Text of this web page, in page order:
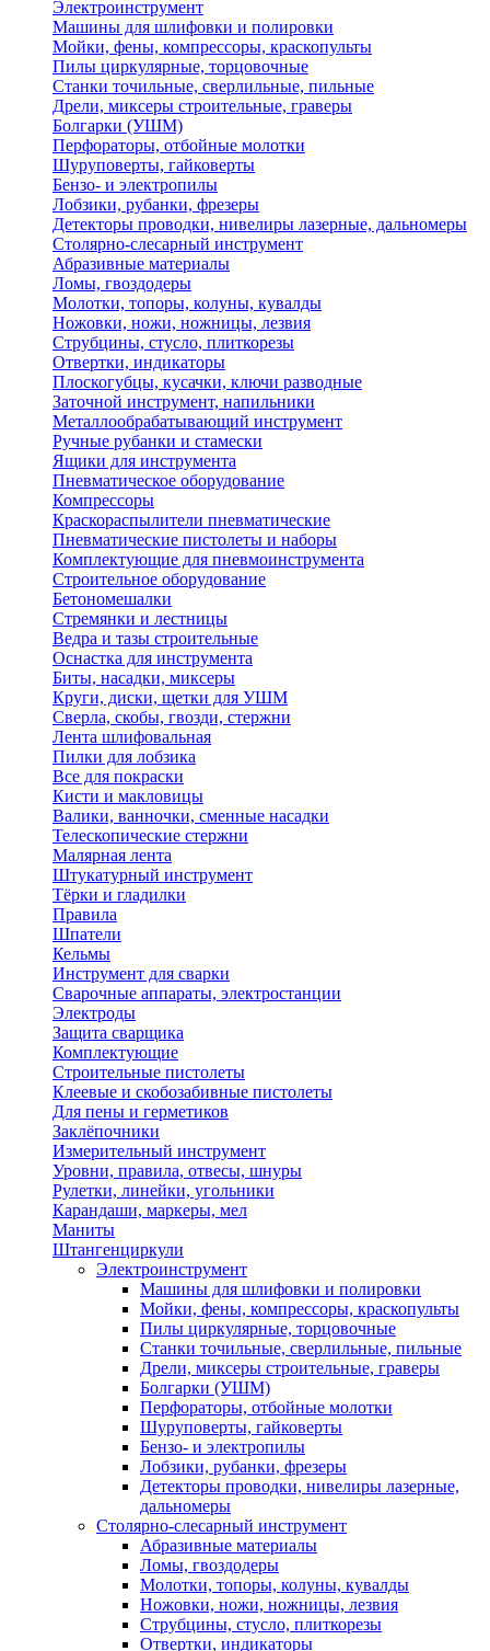
Электроинструмент
Машины для шлифовки и полировки
Мойки, фены, компрессоры, краскопульты
Пилы циркулярные, торцовочные
Станки точильные, сверлильные, пильные
Дрели, миксеры строительные, граверы
Болгарки (УШМ)
Перфораторы, отбойные молотки
Шуруповерты, гайковерты
Бензо- и электропилы
Лобзики, рубанки, фрезеры
Детекторы проводки, нивелиры лазерные, дальномеры
Столярно-слесарный инструмент
Абразивные материалы
Ломы, гвоздодеры
Молотки, топоры, колуны, кувалды
Ножовки, ножи, ножницы, лезвия
Струбцины, стусло, плиткорезы
Отвертки, индикаторы
Плоскогубцы, кусачки, ключи разводные
Заточной инструмент, напильники
Металлообрабатывающий инструмент
Ручные рубанки и стамески
Ящики для инструмента
Пневматическое оборудование
Компрессоры
Краскораспылители пневматические
Пневматические пистолеты и наборы
Комплектующие для пневмоинструмента
Строительное оборудование
Бетономешалки
Стремянки и лестницы
Ведра и тазы строительные
Оснастка для инструмента
Биты, насадки, миксеры
Круги, диски, щетки для УШМ
Сверла, скобы, гвозди, стержни
Лента шлифовальная
Пилки для лобзика
Все для покраски
Кисти и макловицы
Валики, ванночки, сменные насадки
Телескопические стержни
Малярная лента
Штукатурный инструмент
Тёрки и гладилки
Правила
Шпатели
Кельмы
Инструмент для сварки
Сварочные аппараты, электростанции
Электроды
Защита сварщика
Комплектующие
Строительные пистолеты
Клеевые и скобозабивные пистолеты
Для пены и герметиков
Заклёпочники
Измерительный инструмент
Уровни, правила, отвесы, шнуры
Рулетки, линейки, угольники
Карандаши, маркеры, мел
Маниты
Штангенциркули
Электроинструмент
Машины для шлифовки и полировки
Мойки, фены, компрессоры, краскопульты
Пилы циркулярные, торцовочные
Станки точильные, сверлильные, пильные
Дрели, миксеры строительные, граверы
Болгарки (УШМ)
Перфораторы, отбойные молотки
Шуруповерты, гайковерты
Бензо- и электропилы
Лобзики, рубанки, фрезеры
Детекторы проводки, нивелиры лазерные,
дальномеры
Столярно-слесарный инструмент
Абразивные материалы
Ломы, гвоздодеры
Молотки, топоры, колуны, кувалды
Ножовки, ножи, ножницы, лезвия
Струбцины, стусло, плиткорезы
Отвертки, индикаторы